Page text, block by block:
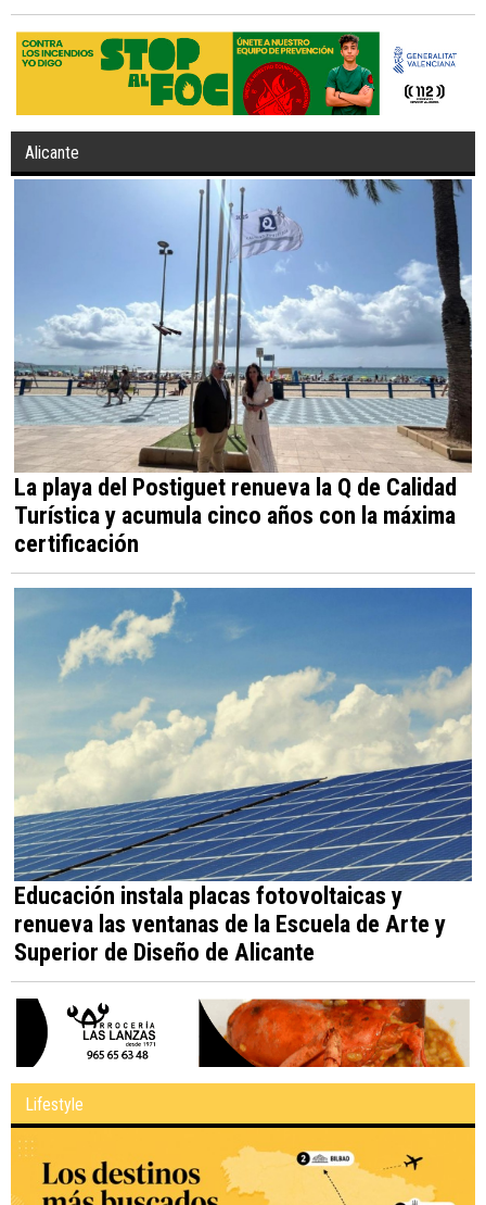
Alicante
La playa del Postiguet renueva la Q de Calidad
Turística y acumula cinco años con la máxima
certificación
Educación instala placas fotovoltaicas y
renueva las ventanas de la Escuela de Arte y
Superior de Diseño de Alicante
Lifestyle